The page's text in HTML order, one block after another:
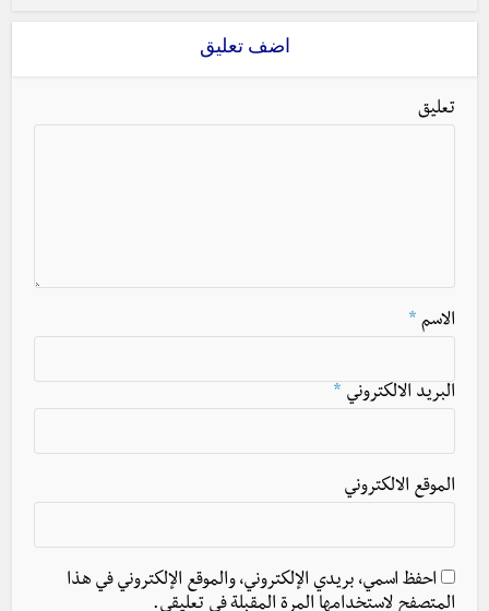
اضف تعليق
تعليق
الاسم *
البريد الالكتروني *
الموقع الالكتروني
احفظ اسمي، بريدي الإلكتروني، والموقع الإلكتروني في هذا
المتصفح لاستخدامها المرة المقبلة في تعليقي.